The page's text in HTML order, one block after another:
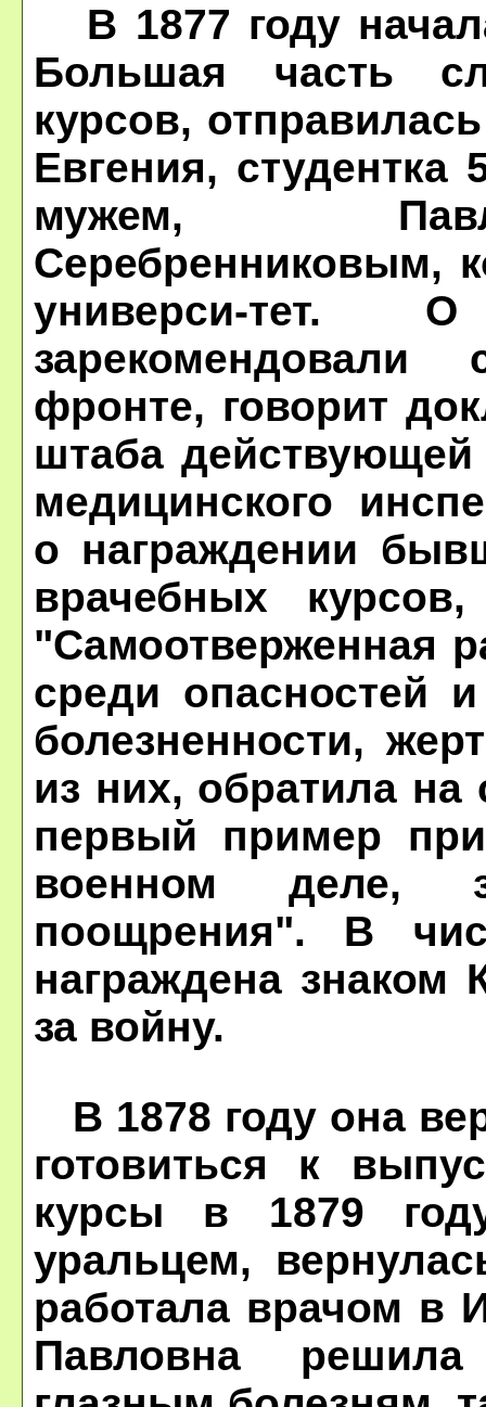
В 1877 году
Большая часть
курсов,
Евгения, студентка
мужем,
Серебренниковым,
универси-
фронте, говорит
штаба действующей
медицинского
о награждении
врачебных
"Самоотверженная
среди опасностей
болезненности,
из них, обратила
первый пример
военном деле,
поощрения". В
награждена знаком
за войну.
В 1878 году она
готовиться к
курсы в 1879
уральцем,
работала врачом в
Павловна решила